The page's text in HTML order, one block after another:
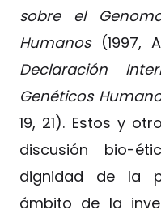
sobre el
Humanos(1997,
Declaración
Genéticos
19, 21). Estos y
discusión bio-
dignidad de la
ámbito de la